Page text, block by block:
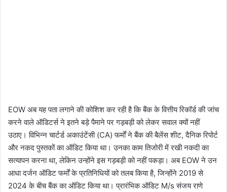
EOW अब यह पता लगाने की कोशिश कर रही है कि बैंक के वित्तीय रिकॉर्ड की जांच
करने वाले ऑडिटर्स ने इतने बड़े पैमाने पर गड़बड़ी को लेकर सवाल क्यों नहीं
उठाए। विभिन्न चार्टर्ड अकाउंटेंसी (CA) फर्मों ने बैंक की बैलेंस शीट, दैनिक रिपोर्ट
और नकद पुस्तकों का ऑडिट किया था। उनका काम तिजोरी में रखी नकदी का
सत्यापन करना था, लेकिन उन्होंने इस गड़बड़ी को नहीं पकड़ा। अब EOW ने उन
आधा दर्जन ऑडिट फर्मों के प्रतिनिधियों को तलब किया है, जिन्होंने 2019 से
2024 के बीच बैंक का ऑडिट किया था। प्रारंभिक ऑडिट M/s संजय राणे